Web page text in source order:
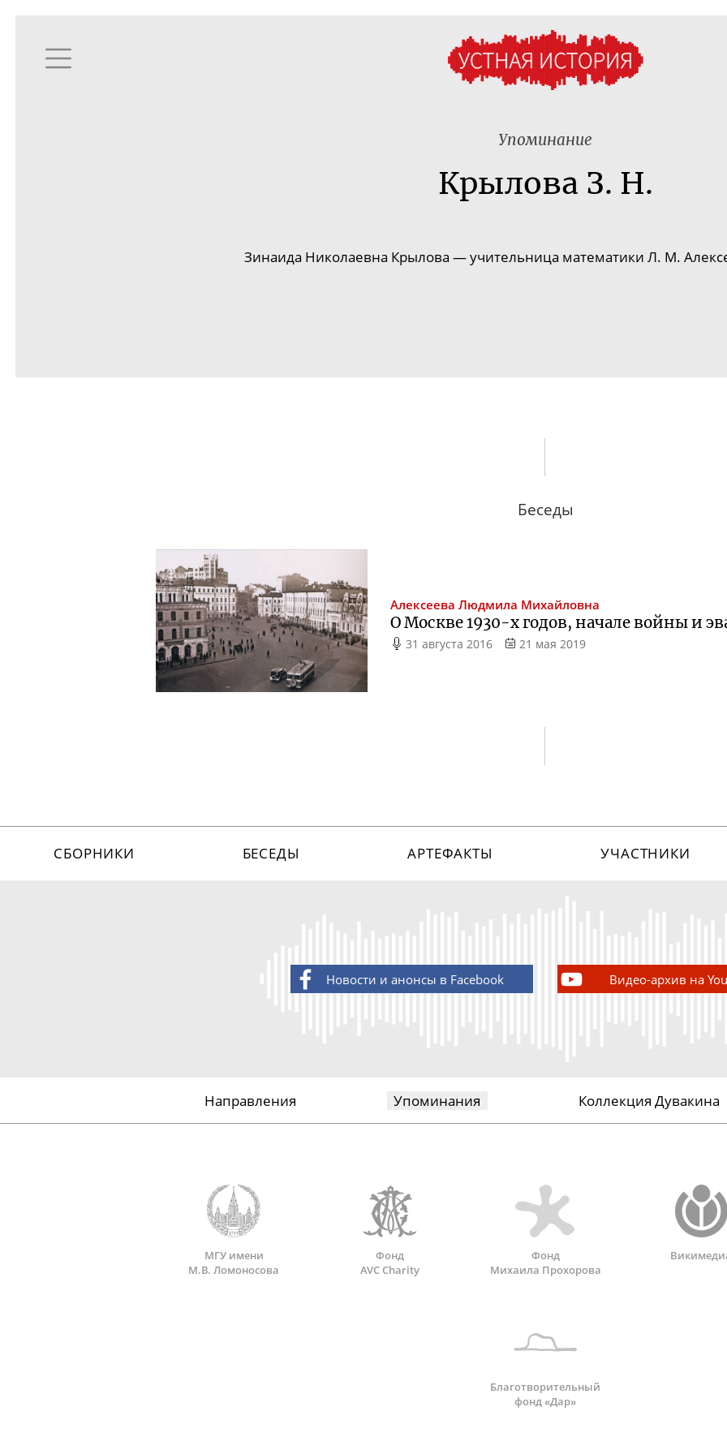
Упоминание
Крылова З. Н.
Зинаида Николаевна Крылова — учительница математики Л. М.
Беседы
Алексеева Людмила Михайловна
О Москве1930-хгодов, начале войны и
31 августа 2016 21 мая 2019
СБОРНИКИ БЕСЕДЫ АРТЕФАКТЫ УЧАСТНИКИ
Новости и анонсы в Facebook Видео-архив на
Направления Упоминания Коллекция Дувакина
МГУ имени
М.В. Ломоносова
Фонд
AVC Charity
Фонд
Михаила Прохорова
Благотворительный
фонд «Дар»